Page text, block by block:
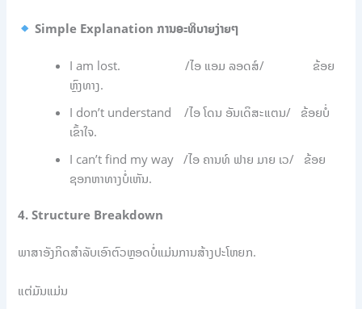
Simple Explanation ການອະທິບາຍງ່າຍໆ
I am lost. /ໄອ ແອມ ລອດສ໌/ ຂ້ອຍ
ຫຼົງທາງ.
I don’t understand /ໄອ ໂດນ ອັນເດິສະແຕນ/ ຂ້ອຍບໍ່
ເຂົ້າໃຈ.
I can’t find my way /ໄອ ຄານທ໌ ຟາຍ ມາຍ ເວ/ ຂ້ອຍ
ຊອກຫາທາງບໍ່ເຫັນ.
4. Structure Breakdown
ພາສາອັງກິດສຳລັບເອົາຕົວຫຼອດບໍ່ແມ່ນການສ້າງປະໂຫຍກ.
ແຕ່ມັນແມ່ນ